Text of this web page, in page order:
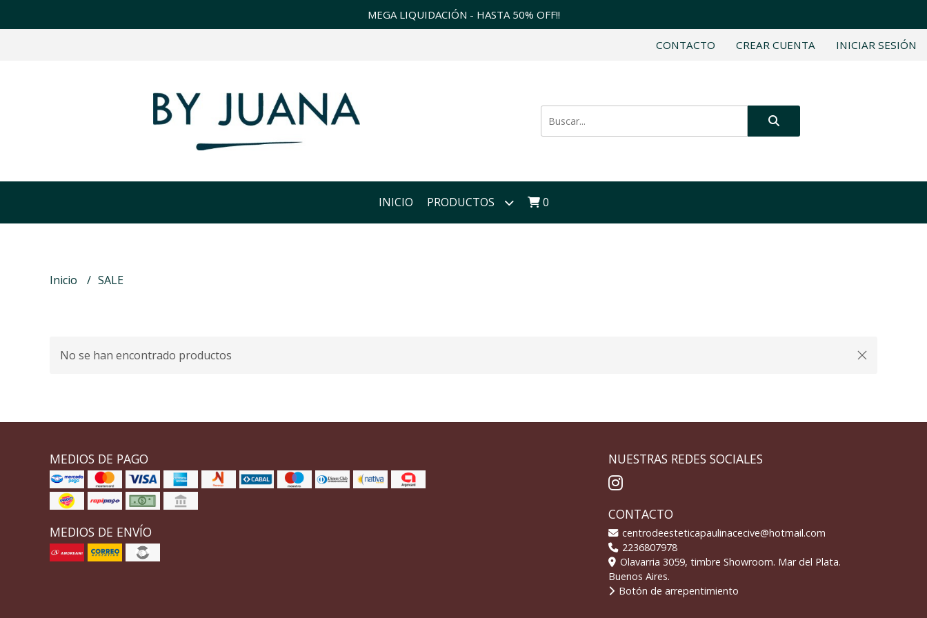
MEGA LIQUIDACIÓN - HASTA 50% OFF!!
CONTACTO CREAR CUENTA INICIAR SESIÓN
INICIO PRODUCTOS 0
Inicio SALE
No se han encontrado productos
MEDIOS DE PAGO
MEDIOS DE ENVÍO
NUESTRAS REDES SOCIALES
CONTACTO
centrodeesteticapaulinacecive@hotmail.com
2236807978
Olavarria 3059, timbre Showroom. Mar del Plata.
Buenos Aires.
Botón de arrepentimiento